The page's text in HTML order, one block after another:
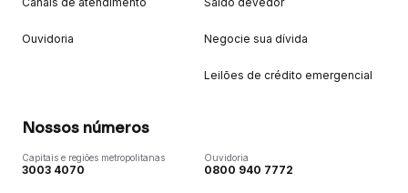
Ouvidoria Negocie sua dívida
Leilões de crédito emergencial
Nossos números
Capitais e regiões metropolitanas
3003 4070
Ouvidoria
0800 940 7772